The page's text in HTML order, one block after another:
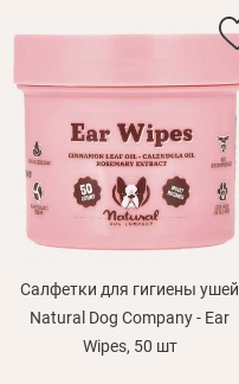
Салфетки для гигиены ушей
Natural Dog Company - Ear
Wipes, 50 шт